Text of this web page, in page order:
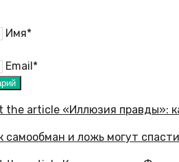
Имя*
Email*
самообман и ложь могут